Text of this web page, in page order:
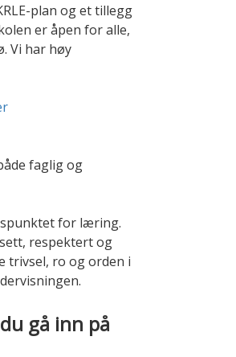
plan og et tillegg
er åpen for alle,
Vi har høy
faglig og
for læring.
respektert og
trivsel, ro og orden i
gå inn på